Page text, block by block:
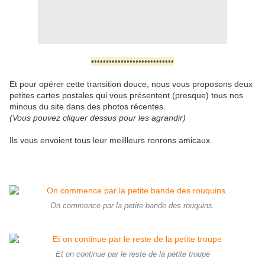
••••••••••••••••••••••••••••
Et pour opérer cette transition douce, nous vous proposons deux
petites cartes postales qui vous présentent (presque) tous nos
minous du site dans des photos récentes.
(Vous pouvez cliquer dessus pour les agrandir)
Ils vous envoient tous leur meillleurs ronrons amicaux.
On commence par la petite bande des rouquins.
Et on continue par le reste de la petite troupe